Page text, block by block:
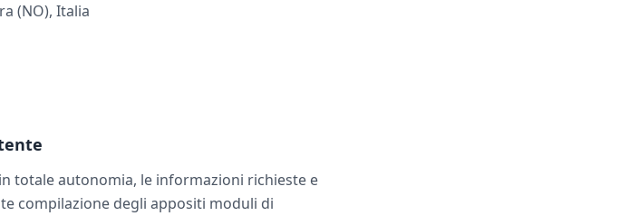
(NO), Italia
totale autonomia, le informazioni richieste e
compilazione degli appositi moduli di